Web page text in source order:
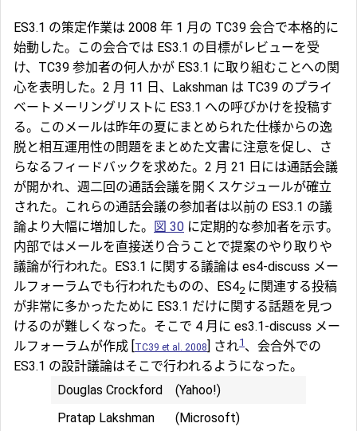
ES3.1 の策定作業は 2008 年 1 月の TC39 会合で本格的に
始動した。この会合では ES3.1 の目標がレビューを受
け、TC39 参加者の何人かが ES3.1 に取り組むことへの関
心を表明した。2 月 11 日、Lakshman は TC39 のプライ
ベートメーリングリストに ES3.1 への呼びかけを投稿す
る。このメールは昨年の夏にまとめられた仕様からの逸
脱と相互運用性の問題をまとめた文書に注意を促し、さ
らなるフィードバックを求めた。2 月 21 日には通話会議
が開かれ、週二回の通話会議を開くスケジュールが確立
された。これらの通話会議の参加者は以前の ES3.1 の議
論より大幅に増加した。
図 30 に定期的な参加者を示す。
内部ではメールを直接送り合うことで提案のやり取りや
議論が行われた。ES3.1 に関する議論は es4-discuss メー
ルフォーラムでも行われたものの、ES42 に関連する投稿
が非常に多かったために ES3.1 だけに関する話題を見つ
けるのが難しくなった。そこで 4 月に es3.1-discuss メー
ルフォーラムが作成 [TC39 et al. 2008] され1 、会合外での
ES3.1 の設計議論はそこで行われるようになった。
Douglas Crockford
(Yahoo!)
Pratap Lakshman
(Microsoft)